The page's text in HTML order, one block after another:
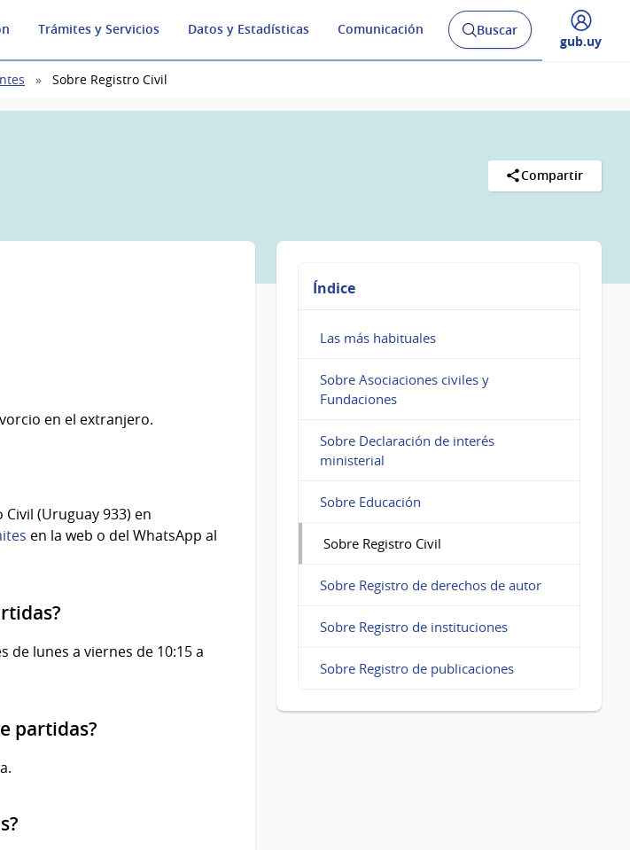
Trámites y Servicios Datos y Estadísticas Comunicación
Abrir
buscador
Buscar
Desplegar
gub.uy
Sobre Registro Civil
Compartir
en el extranjero.
(Uruguay 933) en
en la web o del WhatsApp al
de lunes a viernes de 10:15 a
partidas?
Índice
Las más habituales
Sobre Asociaciones civiles y
Fundaciones
Sobre Declaración de interés
ministerial
Sobre Educación
Sobre Registro Civil
Sobre Registro de derechos de autor
Sobre Registro de instituciones
Sobre Registro de publicaciones